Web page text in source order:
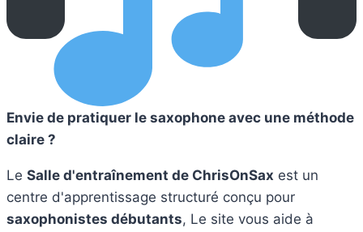
Envie de pratiquer le saxophone avec une méthode
claire ?
Le Salle d'entraînement de ChrisOnSax est un
centre d'apprentissage structuré conçu pour
saxophonistes débutants, Le site vous aide à